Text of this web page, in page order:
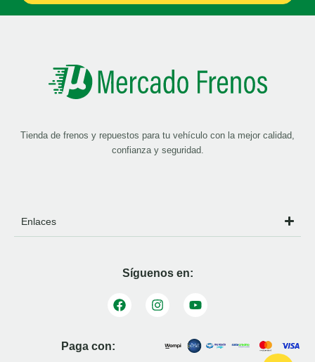
Tienda de frenos y repuestos para tu vehículo con la mejor calidad,
confianza y seguridad.
Enlaces
Síguenos en:
Paga con: